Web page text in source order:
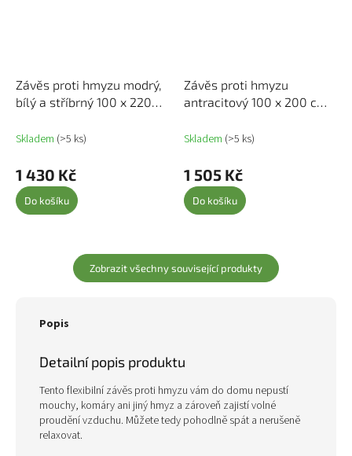
Závěs proti hmyzu modrý,
bílý a stříbrný 100 x 220
Skladem (>5 ks)
1 430 Kč
Do košíku
Závěs proti hmyzu
antracitový 100 x 200 cm
Skladem (>5 ks)
1 505 Kč
Do košíku
Zobrazit všechny související produkty
Popis
Detailní popis produktu
Tento flexibilní závěs proti hmyzu vám do domu nepustí
mouchy, komáry ani jiný hmyz a zároveň zajistí volné
proudění vzduchu. Můžete tedy pohodlně spát a nerušeně
relaxovat.